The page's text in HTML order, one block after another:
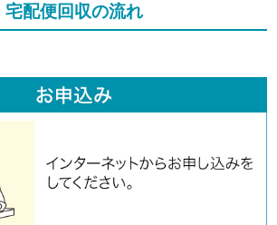
宅配便回収の流れ